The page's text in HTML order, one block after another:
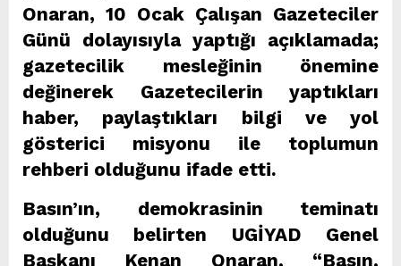
Onaran, 10 Ocak Çalışan Gazeteciler
Günü dolayısıyla yaptığı açıklamada;
gazetecilik mesleğinin önemine
değinerek Gazetecilerin yaptıkları
haber, paylaştıkları bilgi ve yol
gösterici misyonu ile toplumun
rehberi olduğunu ifade etti.
Basın’ın, demokrasinin teminatı
olduğunu belirten UGİYAD Genel
Başkanı Kenan Onaran, “Basın,